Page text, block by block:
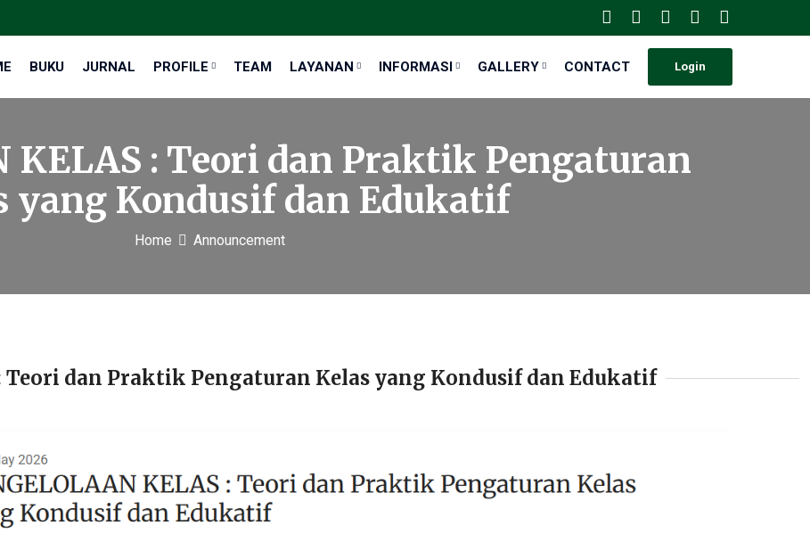
Login
BUKU JURNAL PROFILE TEAM LAYANAN INFORMASI GALLERY CONTACT
KELAS : Teori dan Praktik Pengaturan
yang Kondusif dan Edukatif
Home Announcement
: Teori dan Praktik Pengaturan Kelas yang Kondusif dan Edukatif